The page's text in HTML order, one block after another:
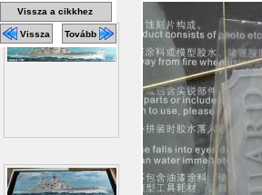
Vissza a cikkhez
Vissza Tovább